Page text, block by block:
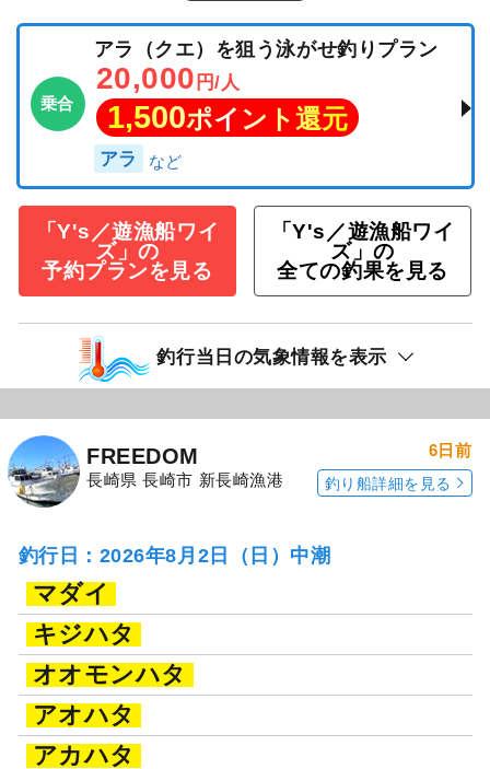
乗合
アラ（クエ）を狙う泳がせ釣りプラン
20,000 円/人
1,500ポイント還元
アラ
「Y's／遊漁船ワイ
ズ」の
予約プランを見る
「Y's／遊漁船ワイ
ズ」の
全ての釣果を見る
釣行当日の気象情報を表示
FREEDOM
長崎県 長崎市 新長崎漁港
6日前
釣り船詳細を見る
釣行日：2026年8月2日（日）中潮
マダイ
キジハタ
オオモンハタ
アオハタ
アカハタ